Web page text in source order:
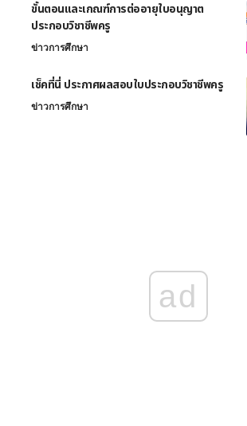
ขั้นตอนและเกณฑ์การต่ออายุใบอนุญาต
ประกอบวิชาชีพครู
ข่าวการศึกษา
เช็คที่นี่ ประกาศผลสอบใบประกอบวิชาชีพครู
ข่าวการศึกษา
ad